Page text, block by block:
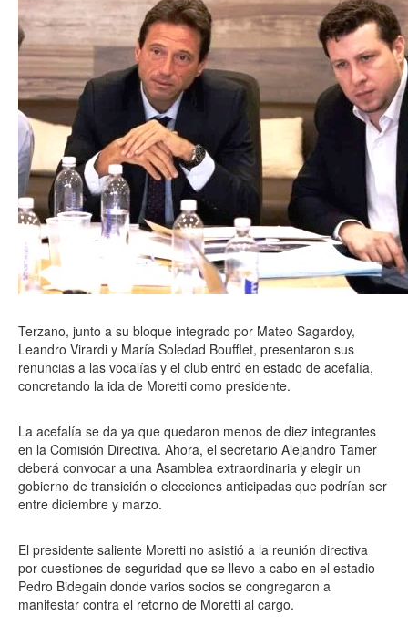
Terzano, junto a su bloque integrado por Mateo Sagardoy,
Leandro Virardi y María Soledad Boufflet, presentaron sus
renuncias a las vocalías y el club entró en estado de acefalía,
concretando la ida de Moretti como presidente.
La acefalía se da ya que quedaron menos de diez integrantes
en la Comisión Directiva. Ahora, el secretario Alejandro Tamer
deberá convocar a una Asamblea extraordinaria y elegir un
gobierno de transición o elecciones anticipadas que podrían ser
entre diciembre y marzo.
El presidente saliente Moretti no asistió a la reunión directiva
por cuestiones de seguridad que se llevo a cabo en el estadio
Pedro Bidegain donde varios socios se congregaron a
manifestar contra el retorno de Moretti al cargo.